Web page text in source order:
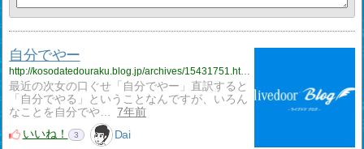
自分でやー
http://kosodatedouraku.blog.jp/archives/15431751.html
最近の次女の口ぐせ「自分でやー」直訳すると
「自分でやる」ということなんですが、いろん
なことを自分でや…
7年前
いいね！
3 Dai